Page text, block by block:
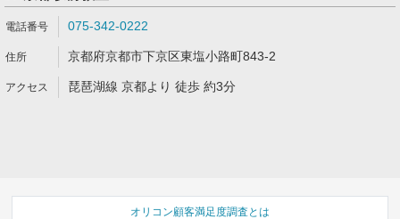
075-342-0222
京都府京都市下京区東塩小路町843-2
琵琶湖線 京都より 徒歩 約3分
オリコン顧客満足度調査とは